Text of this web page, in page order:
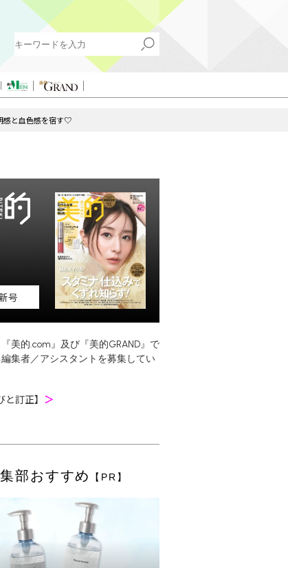
感と血色感を宿す♡
号
『美的.com』及び『美的GRAND』で
集者／アシスタントを募集してい
と訂正】 ＞
部おすすめ 【PR】